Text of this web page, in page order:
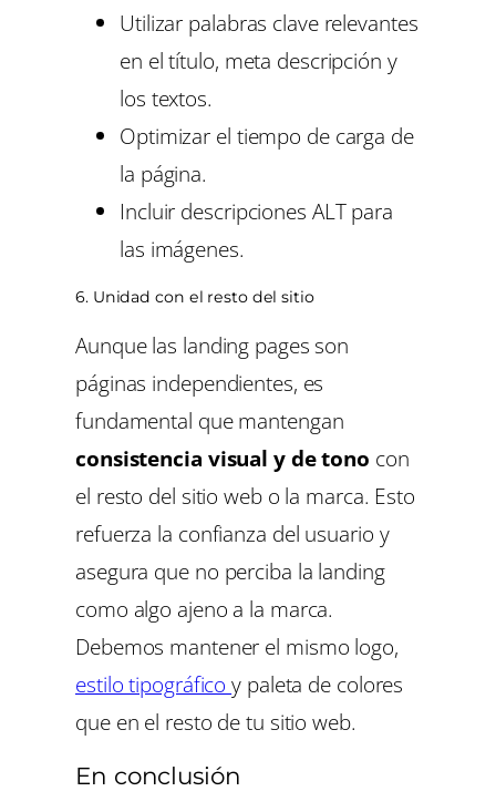
Utilizar palabras clave relevantes
en el título, meta descripción y
los textos.
Optimizar el tiempo de carga de
la página.
Incluir descripciones ALT para
las imágenes.
6. Unidad con el resto del sitio
Aunque las landing pages son
páginas independientes, es
fundamental que mantengan
consistencia visual y de tono con
el resto del sitio web o la marca. Esto
refuerza la confianza del usuario y
asegura que no perciba la landing
como algo ajeno a la marca.
Debemos mantener el mismo logo,
estilo tipográficoy paleta de colores
que en el resto de tu sitio web.
En conclusión